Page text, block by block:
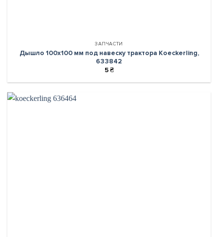
ЗАПЧАСТИ
Дышло 100х100 мм под навеску трактора Koeckerling,
633842
5₴